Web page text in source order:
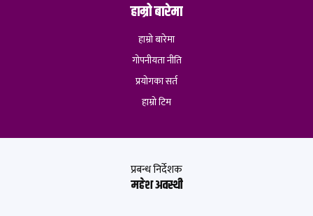
हाम्रो बारेमा
हाम्रो बारेमा
गोपनीयता नीति
प्रयोगका सर्त
हाम्रो टिम
प्रबन्ध निर्देशक
महेश अवस्थी